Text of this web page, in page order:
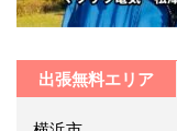
出張無料エリア